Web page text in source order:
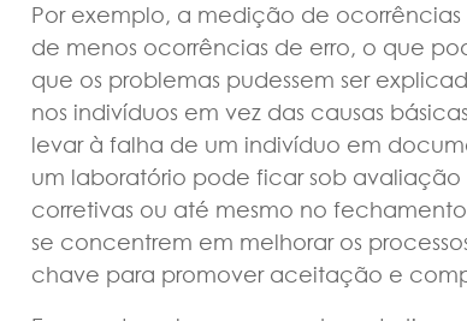
Por exemplo, a medição de
de menos ocorrências de erro, o que
que os problemas pudessem ser
nos indivíduos em vez das causas
levar à falha de um indivíduo em
um laboratório pode ficar sob avaliação
corretivas ou até mesmo no
se concentrem em melhorar os
chave para promover aceitação e